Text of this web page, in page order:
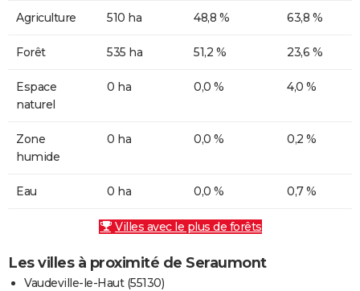
Agriculture 510 ha 48,8 % 63,8 %
Forêt 535 ha 51,2 % 23,6 %
Espace
naturel
0 ha 0,0 % 4,0 %
Zone
humide
0 ha 0,0 % 0,2 %
Eau 0 ha 0,0 % 0,7 %
Villes avec le plus de forêts
Les villes à proximité de Seraumont
Vaudeville-le-Haut (55130)